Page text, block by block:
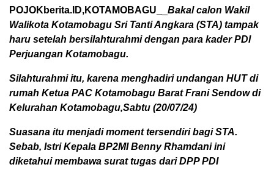
POJOKberita.ID,KOTAMOBAGU_
Bakal calon Wakil
Walikota Kotamobagu Sri Tanti Angkara (STA) tampak
haru setelah bersilahturahmi dengan para kader PDI
Perjuangan Kotamobagu.
Silahturahmi itu, karena menghadiri undangan HUT di
rumah Ketua PAC Kotamobagu Barat Frani Sendow di
Kelurahan Kotamobagu,Sabtu (20/07/24)
Suasana itu menjadi moment tersendiri bagi STA.
Sebab, Istri Kepala BP2MI Benny Rhamdani ini
diketahui membawa surat tugas dari DPP PDI